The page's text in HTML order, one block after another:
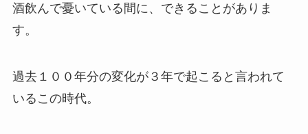
酒飲んで憂いている間に、できることがありま
す。
過去１００年分の変化が３年で起こると言われて
いるこの時代。